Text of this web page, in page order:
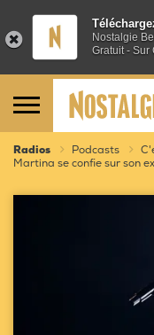
Nostalgie
Gratuit - Sur
Radios Podcasts
Martina se confie sur son